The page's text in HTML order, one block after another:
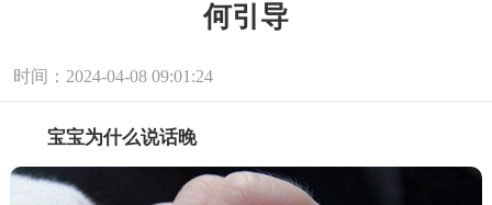
何引导
时间：2024-04-08 09:01:24
宝宝为什么说话晚